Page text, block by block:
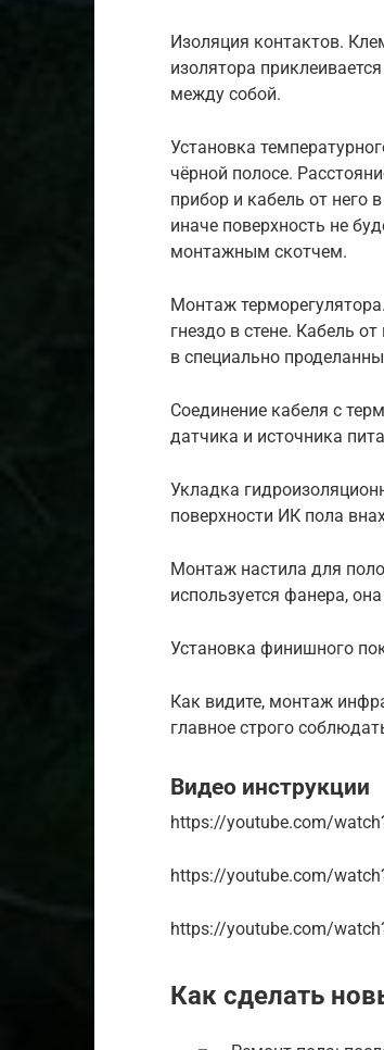
Изоляция контактов.
изолятора
между собой.
Установка
чёрной полосе.
прибор и кабель от него
иначе поверхность не
монтажным скотчем.
Монтаж
гнездо в стене. Кабель
в специально
Соединение кабеля с
датчика и источника
Укладка
поверхности ИК пола
Монтаж настила для
используется фанера,
Установка финишного
Как видите, монтаж
главное строго
Видео инструкции
https://youtube.com/
https://youtube.com/
https://youtube.com/
Как сделать